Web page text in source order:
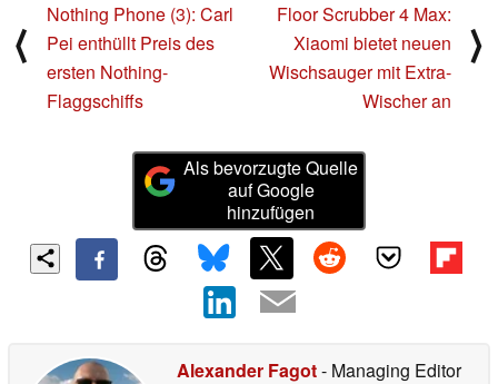
⟨
Nothing Phone (3): Carl
Pei enthüllt Preis des
ersten Nothing-
Flaggschiffs
Floor Scrubber 4 Max:
Xiaomi bietet neuen
Wischsauger mit Extra-
Wischer an
⟩
Als bevorzugte Quelle
auf Google
hinzufügen
Alexander Fagot- Managing Editor